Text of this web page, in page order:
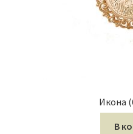
Икона
В